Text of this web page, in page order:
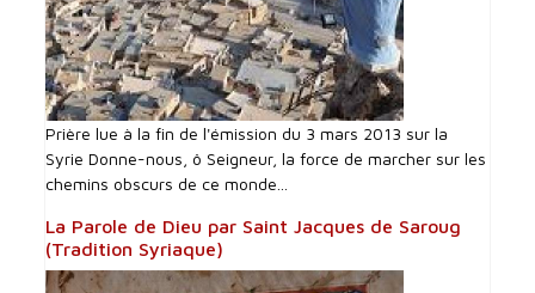
Prière lue à la fin de l'émission du 3 mars 2013 sur la
Syrie Donne-nous, ô Seigneur, la force de marcher sur les
chemins obscurs de ce monde...
La Parole de Dieu par Saint Jacques de Saroug
(Tradition Syriaque)